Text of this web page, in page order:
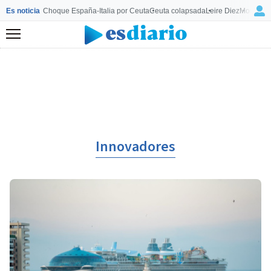
Es noticia Choque España-Italia por CeutaCeuta colapsadaLeire Diez
Menú
Innovadores